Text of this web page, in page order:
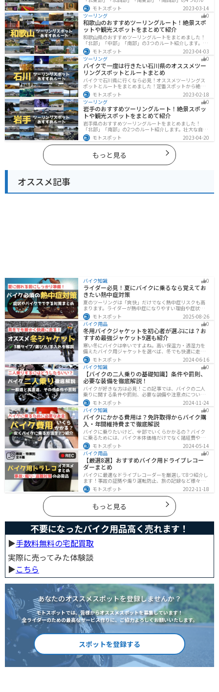
ト紹介します。日本を代表する神社や広大な山や滝、湖
などを歴史や自然を満喫するツーリングができます。バ
イクで栃木県にツーリングに行く際は参考にしてくださ
い。
モトスポット
2023-03-14
ツーリング
0
和歌山のおすすめツーリングルート！絶景スポ
ットや観光スポットをまとめて紹介
和歌山県のおすすめツーリングルートをまとめました！
「北部」「中部」「南部」の3つのルート紹介します。海
と山に囲まれた自然豊かなエリアが広がり、様々な楽し
み方ができます。バイクで和歌山県にツーリングに行く
際は参考にしてください。
モトスポット
2023-04-03
ツーリング
0
バイクで一度は行きたい石川県のオススメツー
リングスポットとルートまとめ
バイクで石川県に行くなら必見！オススメツーリングス
ポットとルートをまとめました！定番スポットから絶景
スポット、温泉、海、グルメなど様々なジャンルで楽し
めます。バイクで石川ツーリングに行こうと思っている
人は、参考にしてください。
モトスポット
2023-02-18
ツーリング
0
岩手のおすすめツーリングルート！絶景スポッ
トや観光スポットをまとめて紹介
岩手県のおすすめツーリングルートをまとめました！
「北部」「南部」の2つのルート紹介します。壮大な自然
や歴史的な観光スポットが多く存在するので楽しめま
す。バイクで岩手県にツーリングに行く際は参考にして
ください。
モトスポット 2023-04-20
もっと見る
オススメ記事
バイク知識 0
ライダー必見！夏にバイクに乗るなら覚えてお
きたい熱中症対策
夏のツーリングは「爽快」だけでなく熱中症リスクも高
まります。ライダーが熱中症になりやすい理由や症状、
危険性、そして安全に楽しむための対策を徹底解説。夏
用ウェア・水分補給・休憩ポイントの工夫など、猛暑で
も快適に走るコツを紹介します。
モトスポット
2025-08-26
バイク用品
0
冬用バイクジャケットを初心者が選ぶには？お
すすめ最強ジャケット9選も紹介
寒い冬にバイクは辛いですよね。高い保温力・透湿力を
備えたバイク用ジャケットを選べば、冬でも快適に走る
ことができます！さらに電熱ジャケットであれば、どん
な過酷な環境でも全く寒さを感じずバイクに乗れます。
正しい装備を揃えて今年の冬も乗り切りましょう！
モトスポット
2024-06-16
バイク知識
0
【バイクの二人乗りの基礎知識】条件や罰則、
必要な装備を徹底解説！
バイクが好きな方は必見！この記事では、バイクの二人
乗りに関する条件や罰則、必要な装備や注意点について
解説しています。実はバイクの二人乗りを安全に楽しむ
ためには、条件やルールを知ることが大切です。この記
事を読めば、安全で快適なライディングを楽しめます。
モトスポット
2024-11-24
バイク知識
0
バイクにかかる費用は？免許取得からバイク購
入・年間維持費まで徹底解説
バイクに乗りたいけど、全部でいくらかかるの？バイク
に乗るためには、バイク本体価格だけでなく諸経費や税
金、免許取得費用、ライディングギア、メンテナンス
代、駐車場代などの年間維持費もかかります。この記事
ではバイクに乗るための全ての費用をまとめました。ま
た、できるだけ安く抑えるコツも紹介するので参考にし
て下さい。
モトスポット
2024-05-14
バイク用品
0
【厳選8選】おすすめバイク用ドライブレコー
ダーまとめ
バイクに最適なドライブレコーダーを厳選して8つ紹介し
ます！事故の証拠や煽り運転防止、旅の記録など様々な
役に立つドライブコーダー、何を選べばいいか迷ってい
る方に特徴別にまとめました。
モトスポット 2022-11-18
もっと見る
不要になったバイク用品高く売れます！
▶︎手数料無料の宅配買取
実際に売ってみた体験談
▶︎こちら
あなたのオススメスポットを登録しませんか？
モトスポットでは、皆様からオススメスポットを募集しています！
全ライダーのための最高なサービス作りに、ご協力よろしくお願いいたします。
スポットを登録する